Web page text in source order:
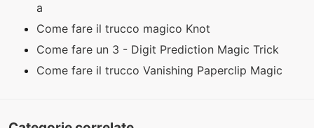
a
Come fare il trucco magico Knot
Come fare un 3 - Digit Prediction Magic Trick
Come fare il trucco Vanishing Paperclip Magic